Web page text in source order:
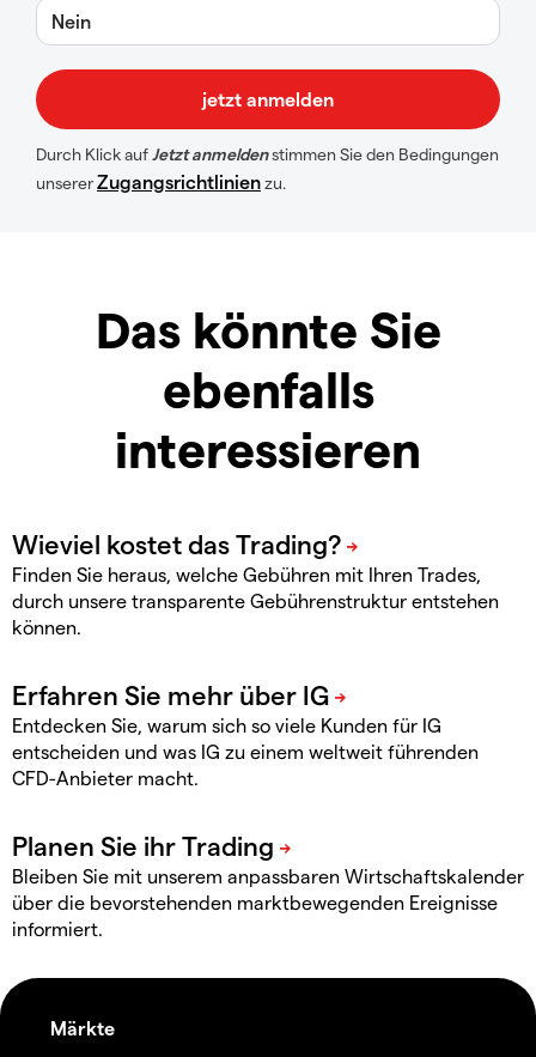
Nein
Durch Klick aufJetzt anmeldenstimmen Sie den Bedingungen
unsererZugangsrichtlinienzu.
Das könnte Sie
ebenfalls
interessieren
Finden Sie heraus, welche Gebühren mit Ihren Trades,
durch unsere transparente Gebührenstruktur entstehen
können.
Entdecken Sie, warum sich so viele Kunden für IG
entscheiden und was IG zu einem weltweit führenden
CFD-Anbieter macht.
Bleiben Sie mit unserem anpassbaren Wirtschaftskalender
über die bevorstehenden marktbewegenden Ereignisse
informiert.
Märkte